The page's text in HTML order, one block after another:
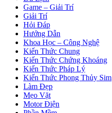
Game – Giải Trí
Giải Trí
Hỏi Đáp
Hướng Dẫn
Khoa Học – Công Nghệ
Kiến Thức Chung
Kiến Thức Chứng Khoáng
Kiến Thức Pháp Lý
Kiến Thức Phong Thủy Sim
Làm Đẹp
Mẹo Vặt
Motor Điện